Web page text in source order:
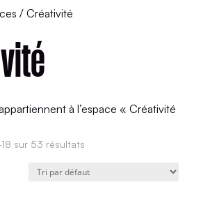
/ Créativité
à l’espace « Créativité
sur 53 résultats